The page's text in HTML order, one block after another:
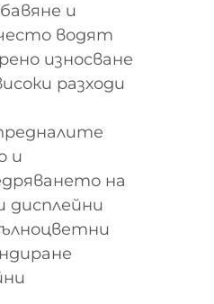
и
водят
износване
разходи
и
на
дисплейни